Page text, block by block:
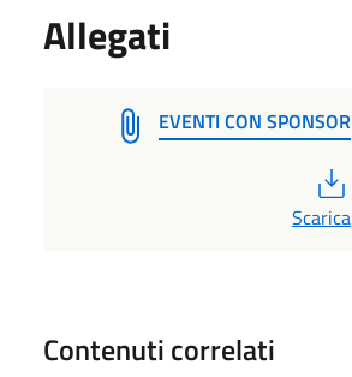
Allegati
EVENTI CON SPONSOR
Scarica
Contenuti correlati